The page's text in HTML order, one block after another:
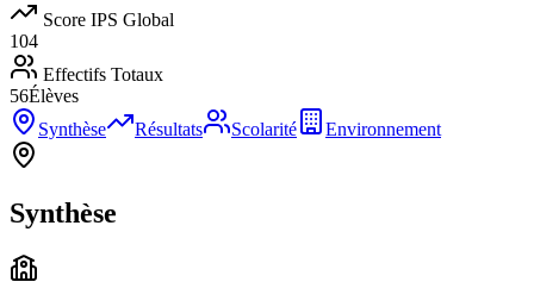
Score IPS Global
104
Effectifs Totaux
56Élèves
Synthèse
Résultats Scolarité Environnement
Synthèse